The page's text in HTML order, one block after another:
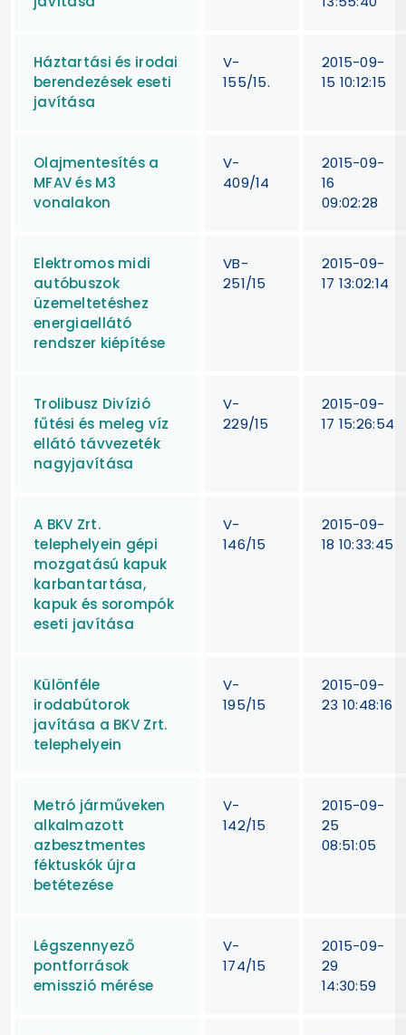
Háztartási és irodai
berendezések eseti
javítása
V-
155/15.
2015-09-
15 10:12:15
Olajmentesítés a
MFAV és M3
vonalakon
V-
409/14
2015-09-
16
09:02:28
Elektromos midi
autóbuszok
üzemeltetéshez
energiaellátó
rendszer kiépítése
VB-
251/15
2015-09-
17 13:02:14
Trolibusz Divízió
fűtési és meleg víz
ellátó távvezeték
nagyjavítása
V-
229/15
2015-09-
17 15:26:54
A BKV Zrt.
telephelyein gépi
mozgatású kapuk
karbantartása,
kapuk és sorompók
eseti javítása
V-
146/15
2015-09-
18 10:33:45
Különféle
irodabútorok
javítása a BKV Zrt.
telephelyein
V-
195/15
2015-09-
23 10:48:16
Metró járműveken
alkalmazott
azbesztmentes
féktuskók újra
betétezése
V-
142/15
2015-09-
25
08:51:05
Légszennyező
pontforrások
emisszió mérése
V-
174/15
2015-09-
29
14:30:59